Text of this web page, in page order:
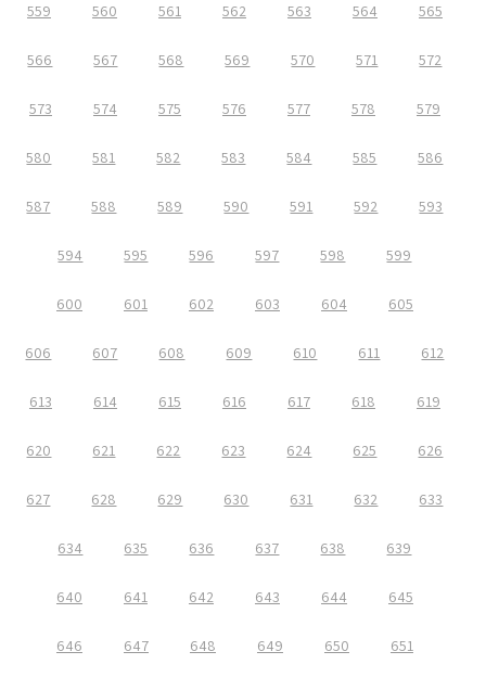
559 560 561 562 563 564 565
566 567 568 569 570 571 572
573 574 575 576 577 578 579
580 581 582 583 584 585 586
587 588 589 590 591 592 593
594 595 596 597 598 599
600 601 602 603 604 605
606 607 608 609 610 611 612
613 614 615 616 617 618 619
620 621 622 623 624 625 626
627 628 629 630 631 632 633
634 635 636 637 638 639
640 641 642 643 644 645
646 647 648 649 650 651